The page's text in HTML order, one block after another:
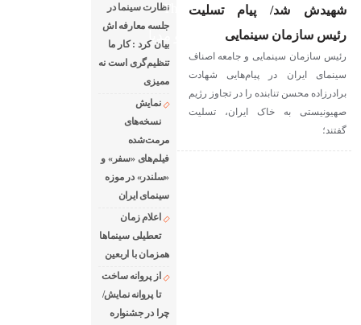
The latest news of world cinema
دانلود فیلم های خارجی
رادیو مدیا
درباره ما
رپرتاژ آگهی
شهیدش شد/ پیام تسلیت
رئیس سازمان سینمایی
رئیس سازمان سینمایی و جامعه اصناف
سینمای ایران در پیام‌هایی شهادت
برادرزاده محسن تنابنده را در تجاوز رژیم
صهیونیستی به خاک ایران، تسلیت
گفتند؛
نظارت سینما در
جلسه معارفه اش
بیان کرد : کار ما
تنظیم‌گری است نه
ممیزی
نمایش
نسخه‌های
مرمت‌شده
فیلم‌های «سفر» و
«سلندر» در موزه
سینمای ایران
اعلام زمان
تعطیلی سینماها
همزمان با اربعین
از پروانه ساخت
تا پروانه نمایش/
چرا در جشنواره